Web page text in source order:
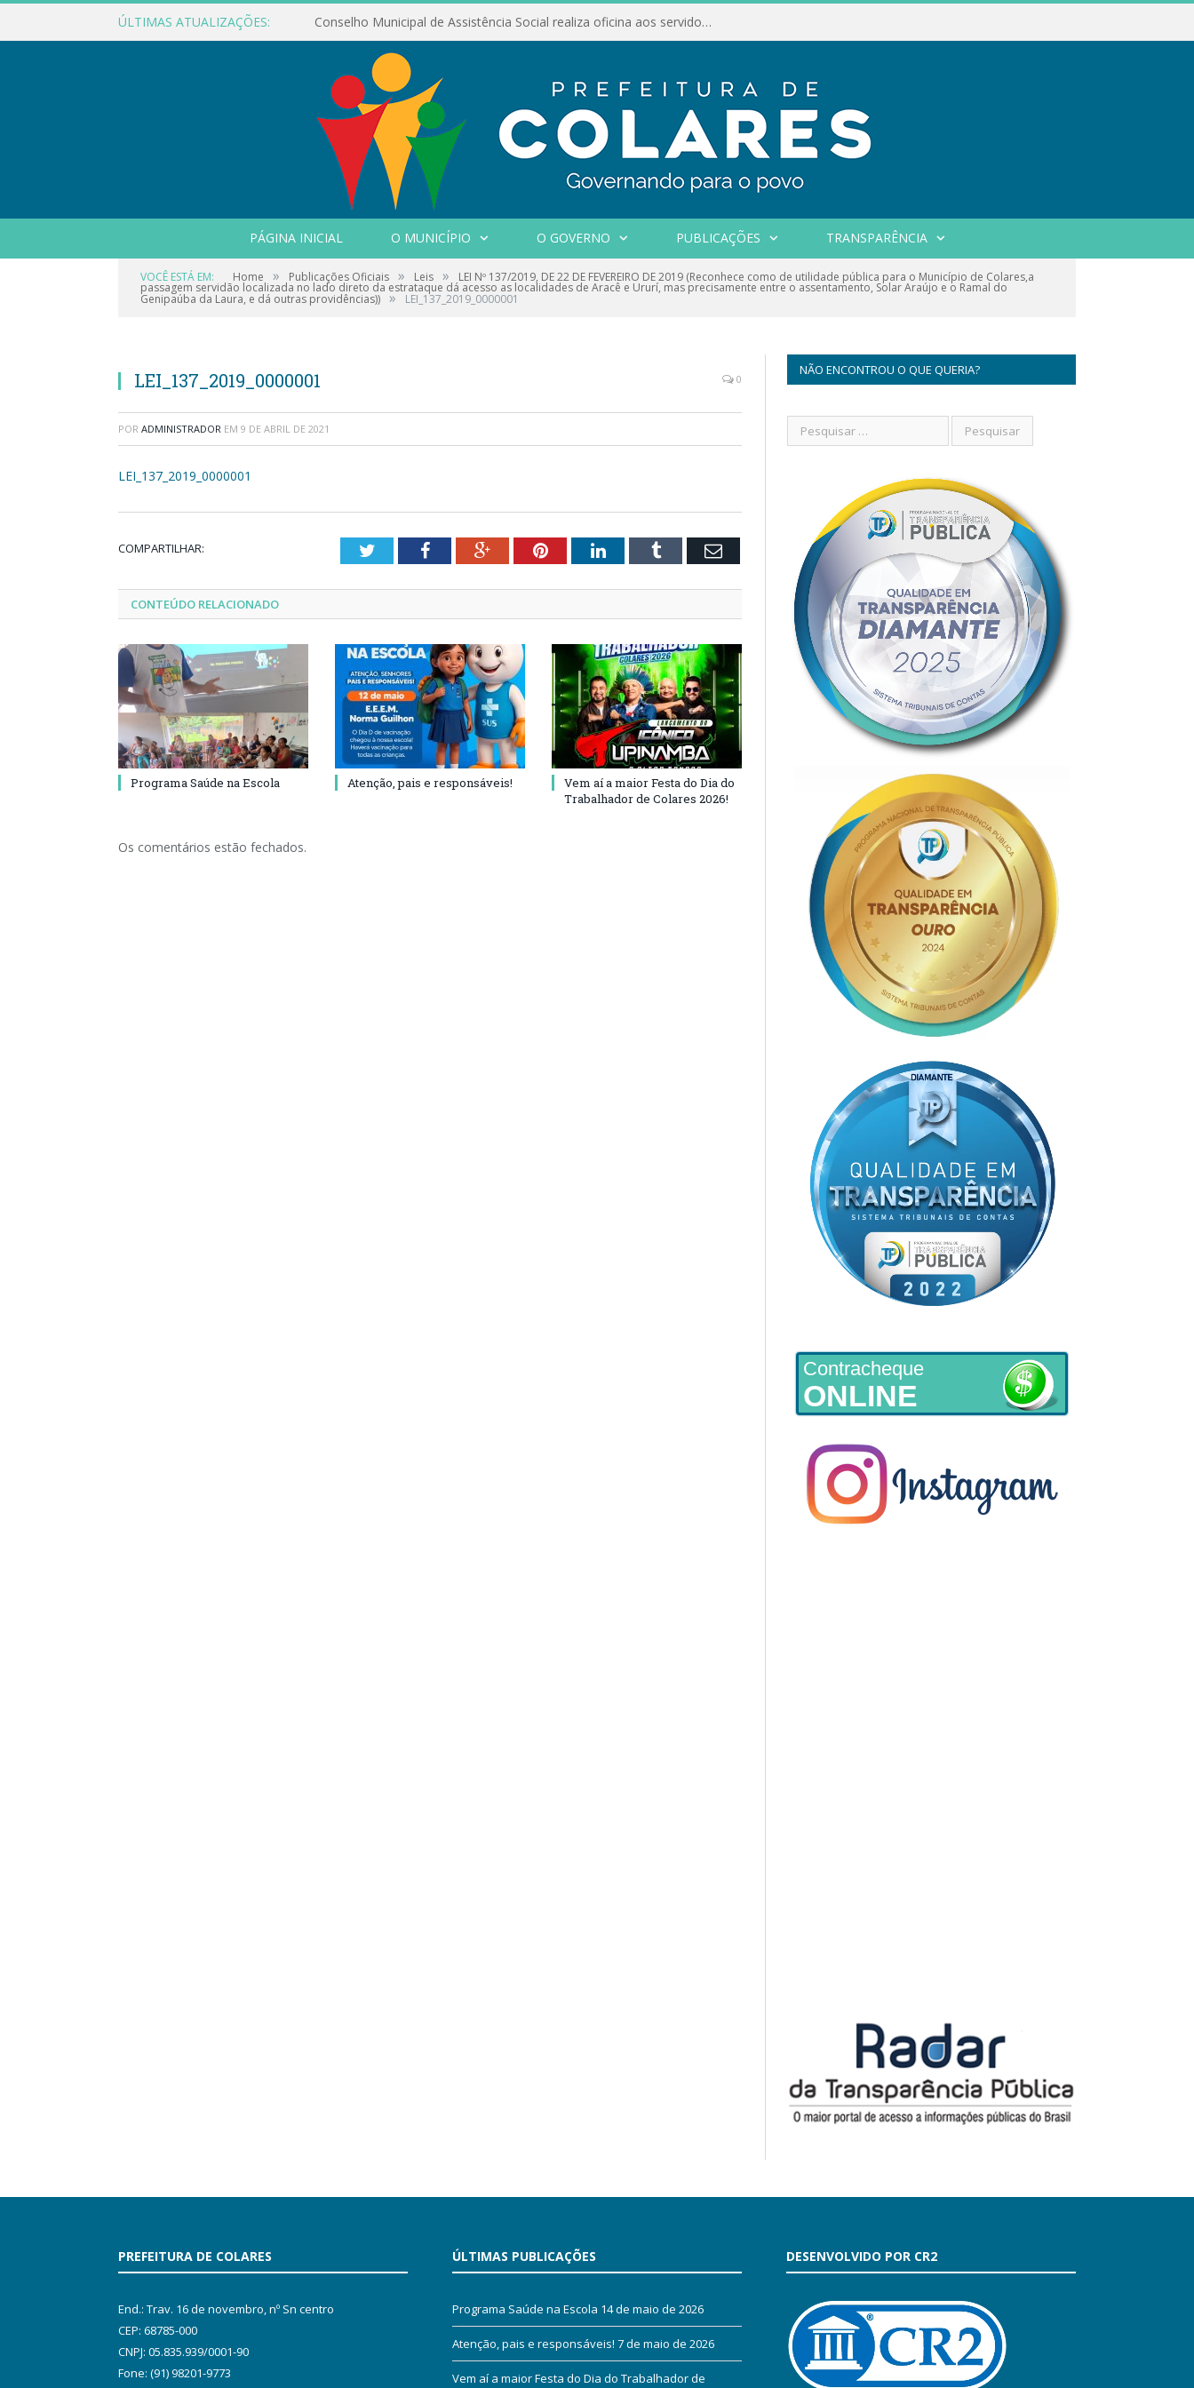
ÚLTIMAS ATUALIZAÇÕES: Conselho Municipal de Assistência Social realiza oficina aos servidores
PÁGINA INICIAL O MUNICÍPIO O GOVERNO PUBLICAÇÕES TRANSPARÊNCIA
VOCÊ ESTÁ EM: Home » Publicações Oficiais » Leis » LEI Nº 137/2019, DE 22 DE FEVEREIRO DE 2019 (Reconhece como de utilidade pública para o Município de Colares,a
passagem servidão localizada no lado direto da estrataque dá acesso as localidades de Aracê e Ururí, mas precisamente entre o assentamento, Solar Araújo e o Ramal do
Genipaúba da Laura, e dá outras providências)) » LEI_137_2019_0000001
LEI_137_2019_0000001 0
POR ADMINISTRADOR EM 9 DE ABRIL DE 2021
LEI_137_2019_0000001
COMPARTILHAR: TwitterFacebookGoogle+PinterestLinkedInTumblr Email
CONTEÚDO RELACIONADO
Programa Saúde na Escola Atenção, pais e responsáveis!
Vem aí a maior Festa do Dia do
Trabalhador de Colares 2026!
Os comentários estão fechados.
NÃO ENCONTROU O QUE QUERIA?
Contracheque
ONLINE
PREFEITURA DE COLARES
End.: Trav. 16 de novembro, nº Sn centro
CEP: 68785-000
CNPJ: 05.835.939/0001-90
Fone: (91) 98201-9773
ÚLTIMAS PUBLICAÇÕES
Programa Saúde na Escola 14 de maio de 2026
Atenção, pais e responsáveis! 7 de maio de 2026
Vem aí a maior Festa do Dia do Trabalhador de
DESENVOLVIDO POR CR2